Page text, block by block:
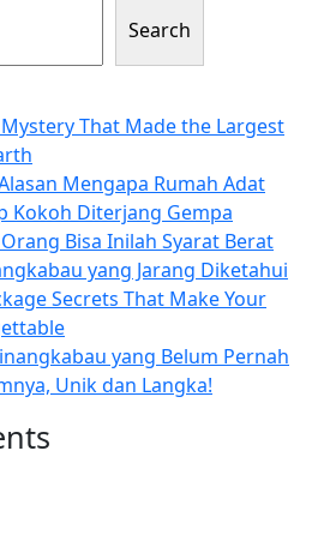
Search
That Made the Largest
Mengapa Rumah Adat
Kokoh Diterjang Gempa
Bisa Inilah Syarat Berat
yang Jarang Diketahui
Secrets That Make Your
yang Belum Pernah
Unik dan Langka!